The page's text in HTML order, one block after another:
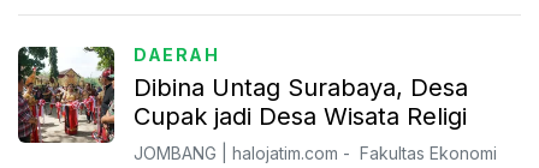
DAERAH
Dibina Untag Surabaya, Desa
Cupak jadi Desa Wisata Religi
JOMBANG | halojatim.com - Fakultas Ekonomi